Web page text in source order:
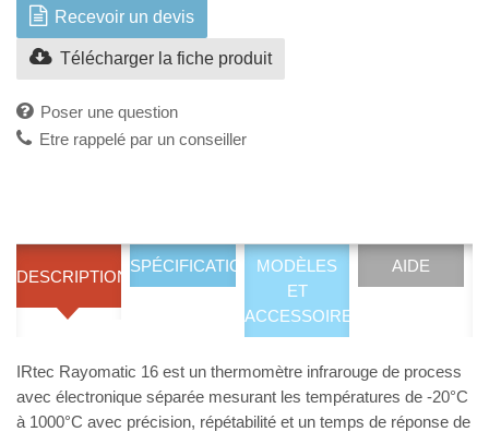
Recevoir un devis
Télécharger la fiche produit
Poser une question
Etre rappelé par un conseiller
DESCRIPTION
SPÉCIFICATIONSMODÈLES
ET
ACCESSOIRES
AIDE
IRtec Rayomatic 16 est un thermomètre infrarouge de process
avec électronique séparée mesurant les températures de -20°C
à 1000°C avec précision, répétabilité et un temps de réponse de